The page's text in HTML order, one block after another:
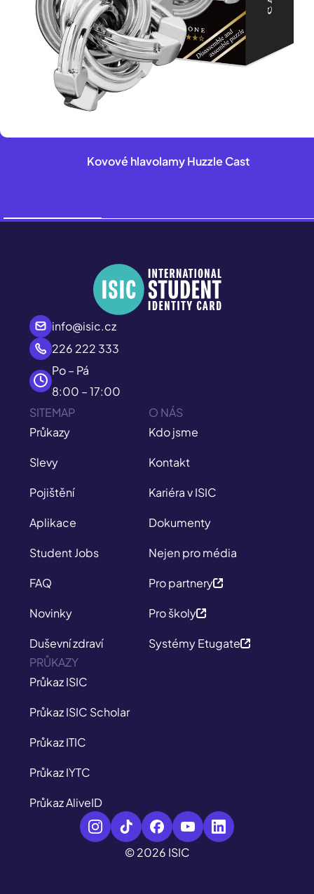
Kovové hlavolamy Huzzle Cast
info@isic.cz
226 222 333
Po – Pá
8:00 – 17:00
SITEMAP
Průkazy
Slevy
Pojištění
Aplikace
Student Jobs
FAQ
Novinky
Duševní zdraví
O NÁS
Kdo jsme
Kontakt
Kariéra v ISIC
Dokumenty
Nejen pro média
Pro partnery
Pro školy
Systémy Etugate
PRŮKAZY
Průkaz ISIC
Průkaz ISIC Scholar
Průkaz ITIC
Průkaz IYTC
Průkaz AliveID
© 2026 ISIC